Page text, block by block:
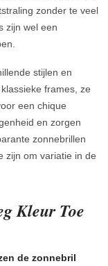
zonder te veel
zijn wel een
stijlen en
frames, ze
een chique
en zorgen
zonnebrillen
zijn om variatie in de
Kleur Toe
de zonnebril